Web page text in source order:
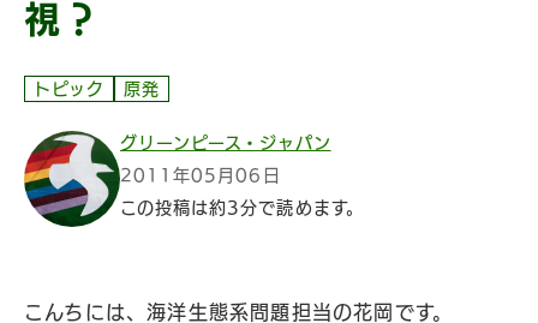
視？
トピック 原発
グリーンピース・ジャパン
2011年05月06日
この投稿は約3分で読めます。
こんちには、海洋生態系問題担当の花岡です。